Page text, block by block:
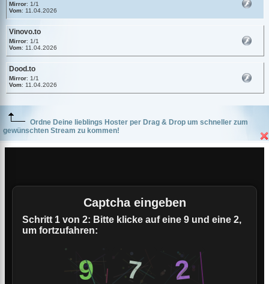
Mirror: 1/1
Vom: 11.04.2026
Vinovo.to
Mirror: 1/1
Vom: 11.04.2026
Dood.to
Mirror: 1/1
Vom: 11.04.2026
Ordne Deine lieblings Hoster per Drag & Drop um schneller zum
gewünschten Stream zu kommen!